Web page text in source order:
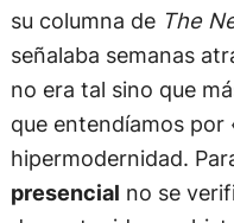
su columna de The
señalaba semanas
no era tal sino que
que entendíamos por
hipermodernidad.
presencial no se